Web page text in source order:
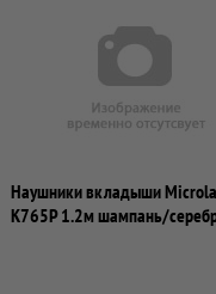
Наушники вкладыши
K765P 1.2м шампань/